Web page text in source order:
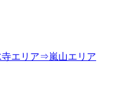
寺エリア⇒嵐山エリア